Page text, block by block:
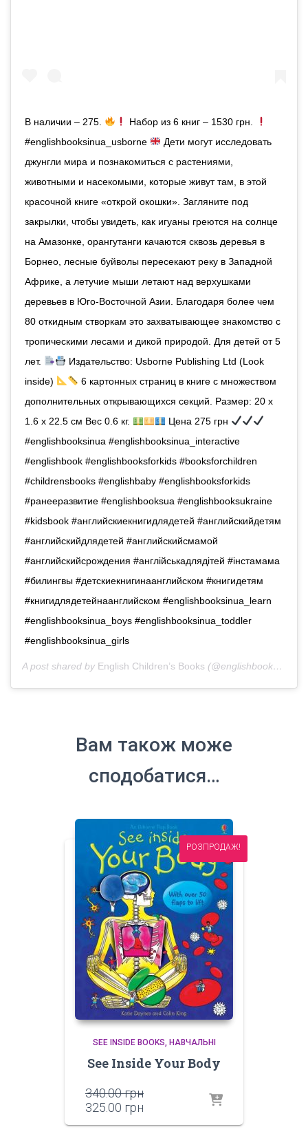
В наличии – 275.
Набор из 6 книг – 1530 грн.
#englishbooksinua_usborne
Дети могут исследовать
джунгли мира и познакомиться с растениями,
животными и насекомыми, которые живут там, в этой
красочной книге «открой окошки». Загляните под
закрылки, чтобы увидеть, как игуаны греются на солнце
на Амазонке, орангутанги качаются сквозь деревья в
Борнео, лесные буйволы пересекают реку в Западной
Африке, а летучие мыши летают над верхушками
деревьев в Юго-Восточной Азии. Благодаря более чем
80 откидным створкам это захватывающее знакомство с
тропическими лесами и дикой природой. Для детей от 5
лет.
Издательство: Usborne Publishing Ltd (Look
inside)
6 картонных страниц в книге с множеством
дополнительных открывающихся секций. Размер: 20 x
1.6 x 22.5 см Вес 0.6 кг.
Цена 275 грн
#englishbooksinua #englishbooksinua_interactive
#englishbook #englishbooksforkids #booksforchildren
#childrensbooks #englishbaby #englishbooksforkids
#ранееразвитие #englishbooksua #englishbooksukraine
#kidsbook #английскиекнигидлядетей #английскийдетям
#английскийдлядетей #английскийсмамой
#английскийсрождения #англійськадлядітей #iнстамама
#билингвы #детскиекнигинаанглийском #книгидетям
#книгидлядетейнаанглийском #englishbooksinua_learn
#englishbooksinua_boys #englishbooksinua_toddler
#englishbooksinua_girls
A post shared by English Children’s Books (@englishbooks.in.ua) on
Вам також може
сподобатися…
РОЗПРОДАЖ!
SEE INSIDE BOOKS НАВЧАЛЬНІ
See Inside Your Body
340.00грнОригінальна
325.00 грн